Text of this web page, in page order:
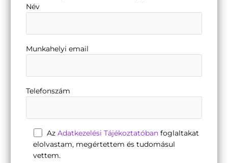
Név
Munkahelyi email
Telefonszám
Az Adatkezelési Tájékoztatóbanfoglaltakat
elolvastam, megértettem és tudomásul
vettem.